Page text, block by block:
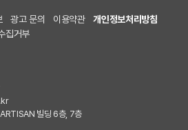
광고 문의 이용약관
개인정보처리방침
집거부
빌딩 6층, 7층